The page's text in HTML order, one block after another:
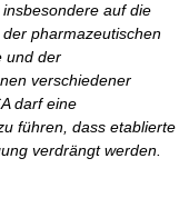
auf die
pharmazeutischen
und der
verschiedener
darf eine
führen, dass etablierte
verdrängt werden.